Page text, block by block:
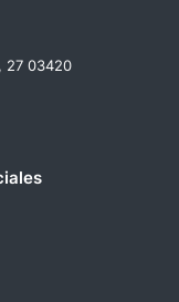
27 03420